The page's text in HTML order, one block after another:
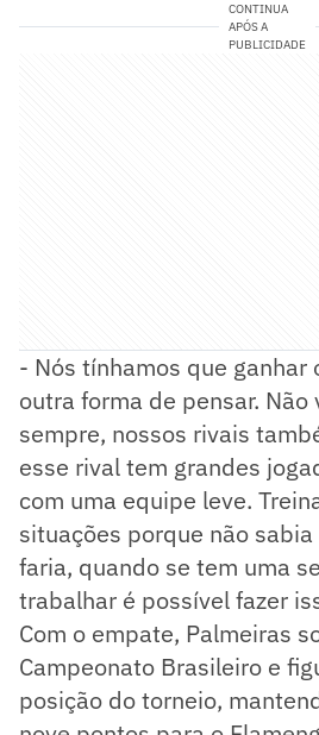
CONTINUA
APÓS A
PUBLICIDADE
- Nós tínhamos que ganhar
outra forma de pensar. Não
sempre, nossos rivais
esse rival tem grandes
com uma equipe leve.
situações porque não
faria, quando se tem uma
trabalhar é possível fazer
Com o empate, Palmeiras
Campeonato Brasileiro e
posição do torneio,